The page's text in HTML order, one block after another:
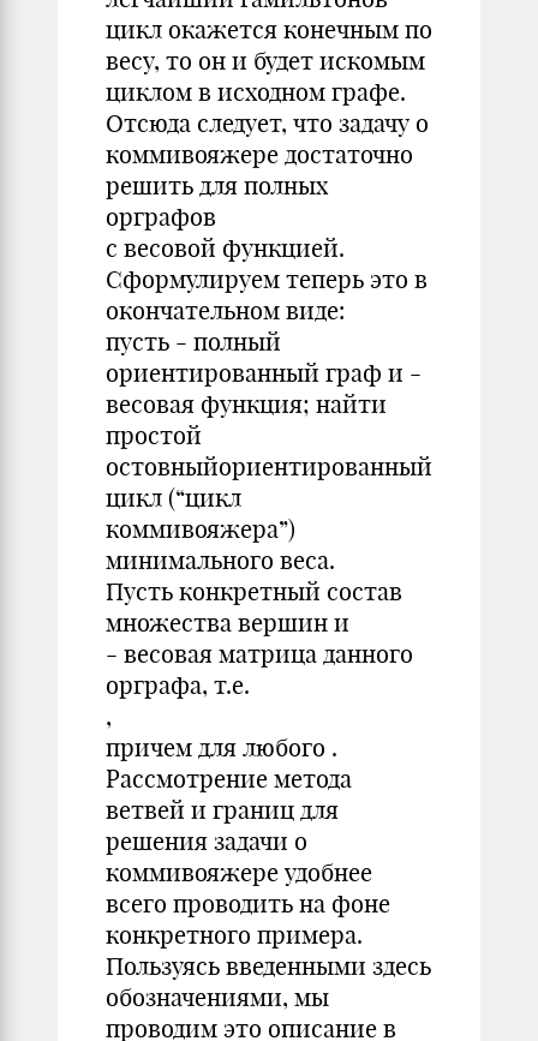
цикл окажется конечным по
весу, то он и будет искомым
циклом в исходном графе.
Отсюда следует, что задачу о
коммивояжере достаточно
решить для полных
орграфов
с весовой функцией.
Сформулируем теперь это в
окончательном виде:
пусть - полный
ориентированный граф и -
весовая функция; найти
простой
остовныйориентированный
цикл (“цикл
коммивояжера”)
минимального веса.
Пусть конкретный состав
множества вершин и
- весовая матрица данного
орграфа, т.е.
,
причем для любого .
Рассмотрение метода
ветвей и границ для
решения задачи о
коммивояжере удобнее
всего проводить на фоне
конкретного примера.
Пользуясь введенными здесь
обозначениями, мы
проводим это описание в